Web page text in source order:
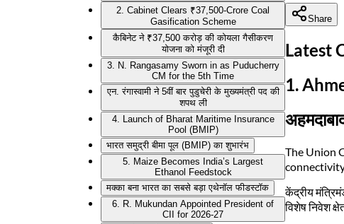
2. Cabinet Clears ₹37,500-Crore Coal
Gasification Scheme
कैबिनेट ने ₹37,500 करोड़ की कोयला गैसीकरण
योजना को मंजूरी दी
3. N. Rangasamy Sworn in as Puducherry
CM for the 5th Time
एन. रंगास्वामी ने 5वीं बार पुडुचेरी के मुख्यमंत्री पद की
शपथ ली
4. Launch of Bharat Maritime Insurance
Pool (BMIP)
भारत समुद्री बीमा पूल (BMIP) का शुभारंभ
5. Maize Becomes India’s Largest
Ethanol Feedstock
मक्का बना भारत का सबसे बड़ा एथेनॉल फीडस्टॉक
6. R. Mukundan Appointed President of
CII for 2026-27
Share
Latest
1.
The Union
केंद्रीय
विशेष निवेश